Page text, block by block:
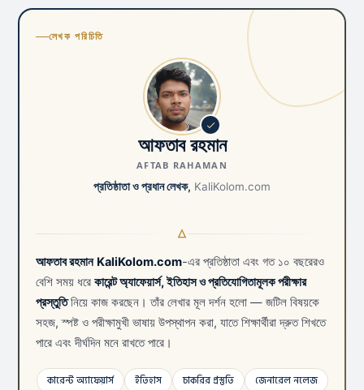
লেখক পরিচিতি
আফতাব রহমান
AFTAB RAHAMAN
প্রতিষ্ঠাতা ও প্রধান লেখক, KaliKolom.com
আফতাব রহমান KaliKolom.com-এর প্রতিষ্ঠাতা এবং গত ১০ বছরেরও
বেশি সময় ধরে কারেন্ট অ্যাফেয়ার্স, ইতিহাস ও প্রতিযোগিতামূলক পরীক্ষার
প্রস্তুতিনিয়ে কাজ করছেন। তাঁর লেখার মূল দর্শন হলো — জটিল বিষয়কে
সহজ, স্পষ্ট ও পরীক্ষামুখী ভাষায় উপস্থাপন করা, যাতে শিক্ষার্থীরা দ্রুত শিখতে
পারে এবং দীর্ঘদিন মনে রাখতে পারে।
কারেন্ট অ্যাফেয়ার্স ইতিহাস চাকরির প্রস্তুতি জেনারেল নলেজ